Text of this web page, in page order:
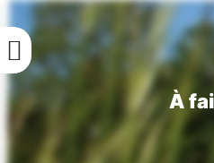
Aller
contenu
principal
Fil
d'Ariane
À